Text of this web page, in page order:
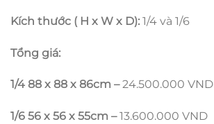
Kích thước ( H x W x D): 1/4 và 1/6
Tổng giá:
1/4 88 x 88 x 86cm –24.500.000 VND
1/6 56 x 56 x 55cm –13.600.000 VND